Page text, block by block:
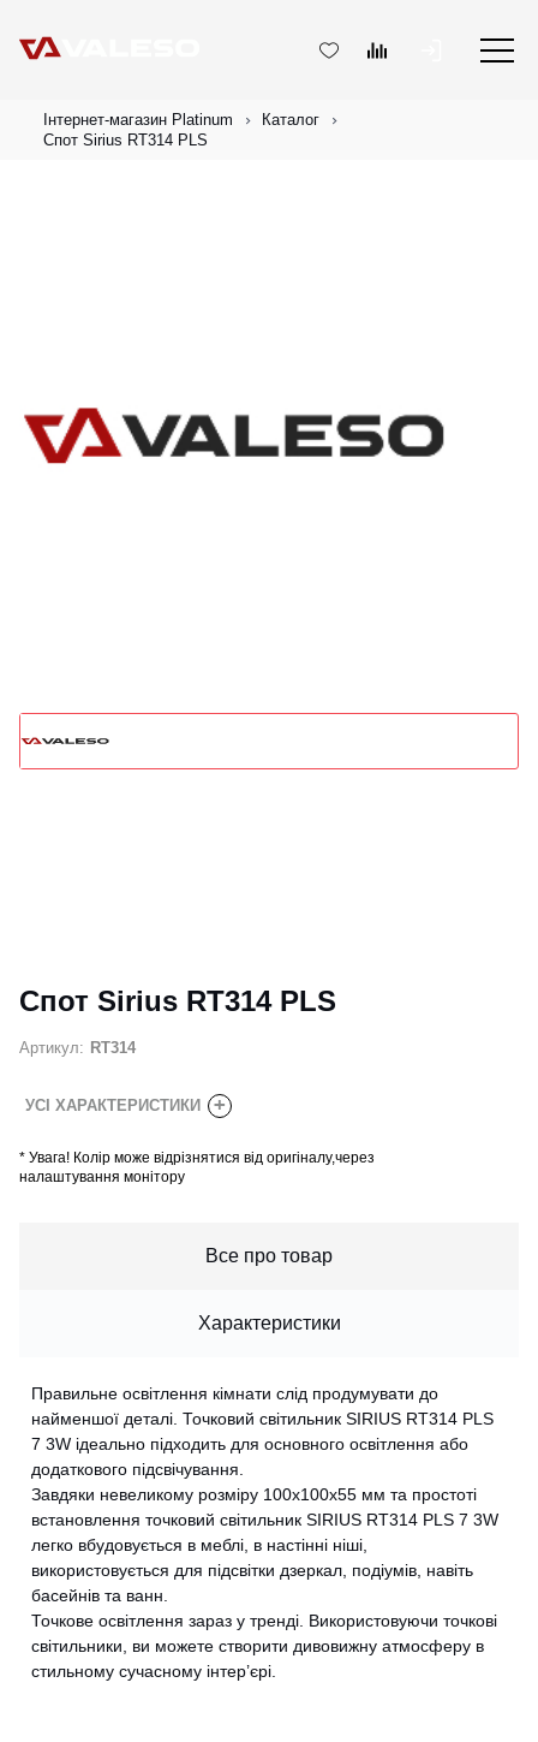
Інтернет-магазин Platinum
Каталог
Спот Sirius RT314 PLS
Спот Sirius RT314 PLS
Артикул: RT314
УСІ ХАРАКТЕРИСТИКИ +
* Увага! Колір може відрізнятися від оригіналу,через
налаштування монітору
Все про товар
Характеристики
Правильне освітлення кімнати слід продумувати до
найменшої деталі. Точковий світильник SIRIUS RT314 PLS
7 3W ідеально підходить для основного освітлення або
додаткового підсвічування.
Завдяки невеликому розміру 100х100х55 мм та простоті
встановлення точковий світильник SIRIUS RT314 PLS 7 3W
легко вбудовується в меблі, в настінні ніші,
використовується для підсвітки дзеркал, подіумів, навіть
басейнів та ванн.
Точкове освітлення зараз у тренді. Використовуючи точкові
світильники, ви можете створити дивовижну атмосферу в
стильному сучасному інтер’єрі.
OK
CANCEL